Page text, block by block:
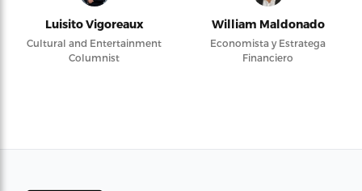
Luisito Vigoreaux
Cultural and Entertainment
Columnist
William Maldonado
Economista y Estratega
Financiero